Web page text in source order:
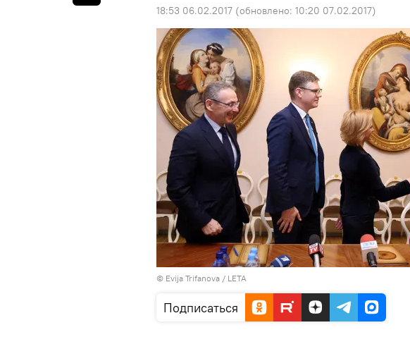
18:53 06.02.2017 (обновлено: 10:20 07.02.2017)
© Evija Trifanova / LETA
Подписаться